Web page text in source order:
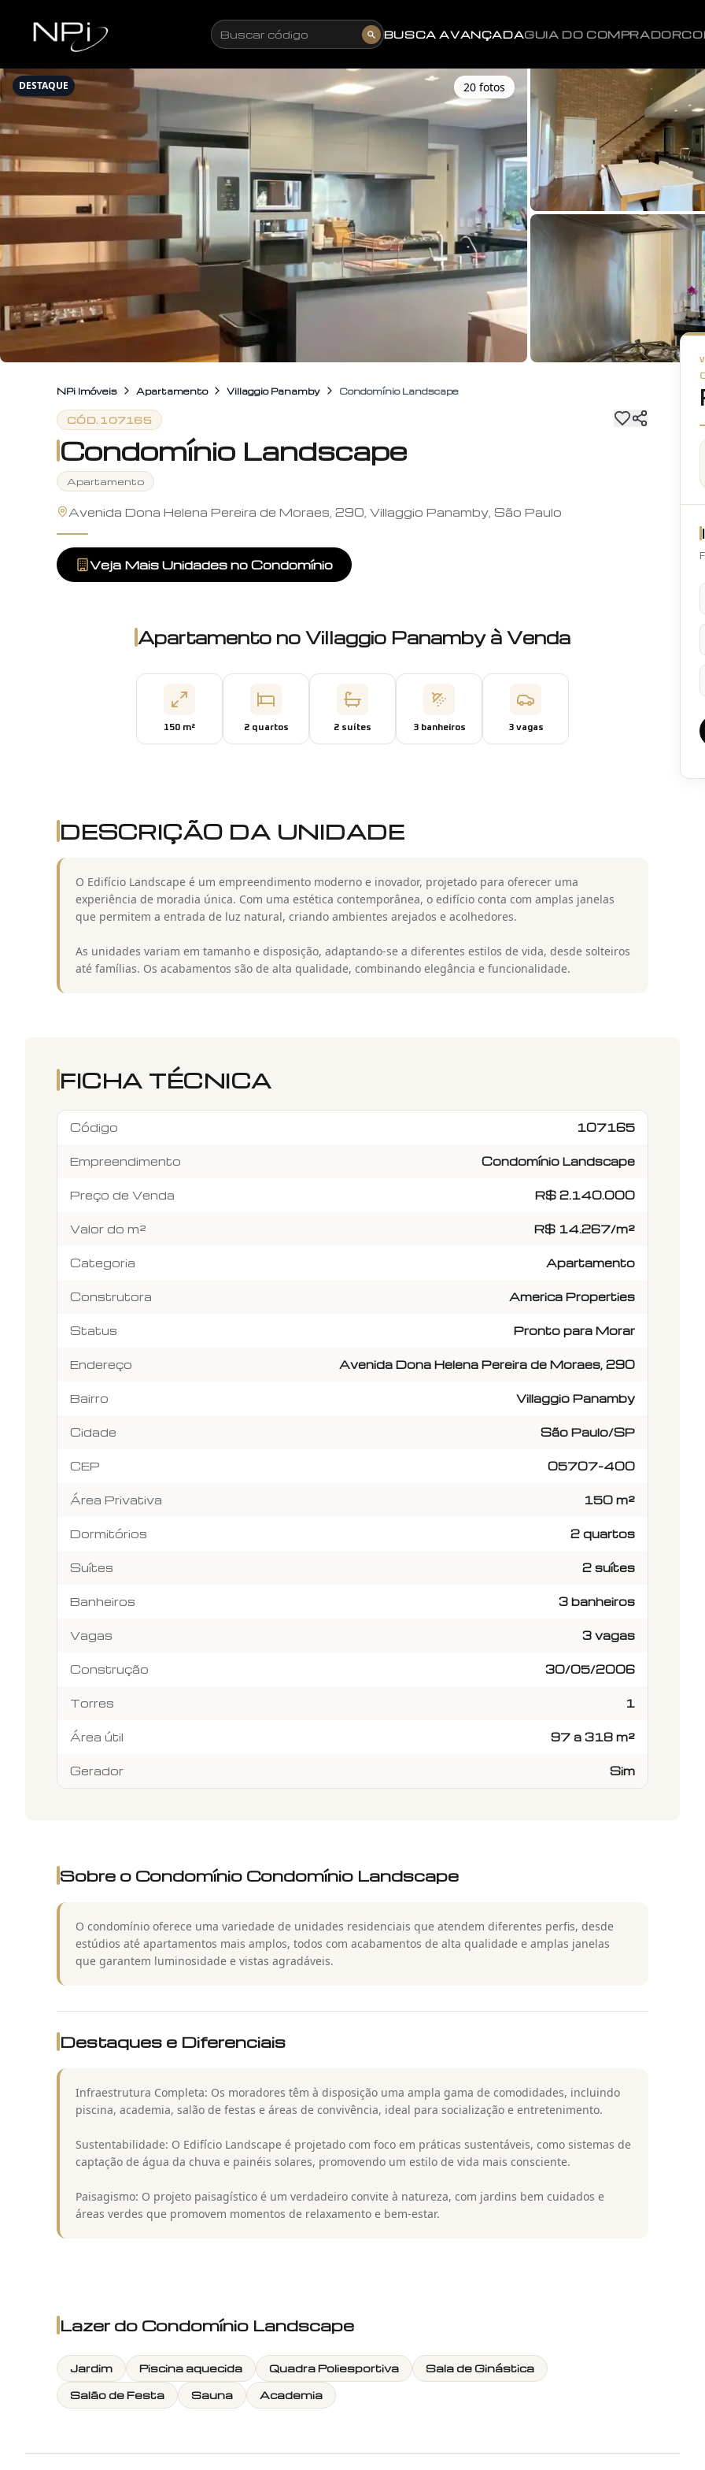
Buscar código BUSCA AVANÇADAGUIA DO COMPRADOR
DESTAQUE 20 fotos
NPi Imóveis Apartamento Villaggio Panamby Condomínio Landscape
CÓD. 107165
Condomínio Landscape
Apartamento
Avenida Dona Helena Pereira de Moraes, 290, Villaggio Panamby, São Paulo
Veja Mais Unidades no Condomínio
Apartamento no Villaggio Panamby à Venda
150 m² 2quartos 2 suítes 3banheiros 3vagas
DESCRIÇÃO DA UNIDADE
O Edifício Landscape é um empreendimento moderno e inovador, projetado para oferecer uma
experiência de moradia única. Com uma estética contemporânea, o edifício conta com amplas janelas
que permitem a entrada de luz natural, criando ambientes arejados e acolhedores.
As unidades variam em tamanho e disposição, adaptando-se a diferentes estilos de vida, desde solteiros
até famílias. Os acabamentos são de alta qualidade, combinando elegância e funcionalidade.
FICHA TÉCNICA
Código 107165
Empreendimento Condomínio Landscape
Preço de Venda R$ 2.140.000
Valor do m² R$ 14.267/m²
Categoria Apartamento
Construtora America Properties
Status Pronto para Morar
Endereço Avenida Dona Helena Pereira de Moraes, 290
Bairro Villaggio Panamby
Cidade São Paulo/SP
CEP 05707-400
Área Privativa 150 m²
Dormitórios 2 quartos
Suítes 2 suítes
Banheiros 3 banheiros
Vagas 3 vagas
Construção 30/05/2006
Torres 1
Área útil 97 a 318 m²
Gerador Sim
Sobre o Condomínio Condomínio Landscape
O condomínio oferece uma variedade de unidades residenciais que atendem diferentes perfis, desde
estúdios até apartamentos mais amplos, todos com acabamentos de alta qualidade e amplas janelas
que garantem luminosidade e vistas agradáveis.
Destaques e Diferenciais
Infraestrutura Completa: Os moradores têm à disposição uma ampla gama de comodidades, incluindo
piscina, academia, salão de festas e áreas de convivência, ideal para socialização e entretenimento.
Sustentabilidade: O Edifício Landscape é projetado com foco em práticas sustentáveis, como sistemas de
captação de água da chuva e painéis solares, promovendo um estilo de vida mais consciente.
Paisagismo: O projeto paisagístico é um verdadeiro convite à natureza, com jardins bem cuidados e
áreas verdes que promovem momentos de relaxamento e bem-estar.
Lazer do Condomínio Landscape
Jardim Piscina aquecida Quadra Poliesportiva
Sala de Ginástica
Salão de Festa
Sauna Academia